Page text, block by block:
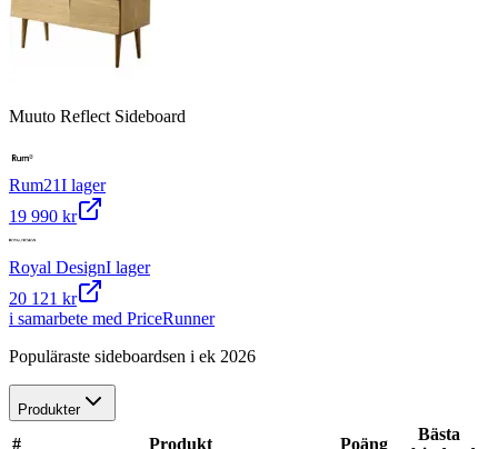
Muuto Reflect Sideboard
Rum21I lager
19 990 kr
Royal DesignI lager
20 121 kr
i samarbete med PriceRunner
Populäraste sideboardsen i ek 2026
Produkter
# Produkt Poäng
Bästa